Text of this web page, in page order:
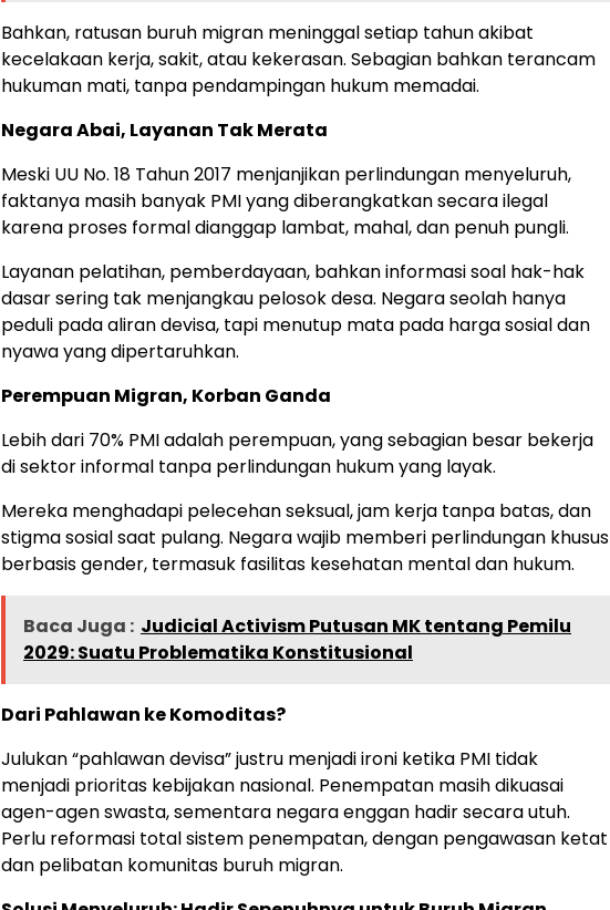
Bahkan, ratusan buruh migran meninggal setiap tahun akibat
kecelakaan kerja, sakit, atau kekerasan. Sebagian bahkan terancam
hukuman mati, tanpa pendampingan hukum memadai.
Negara Abai, Layanan Tak Merata
Meski UU No. 18 Tahun 2017 menjanjikan perlindungan menyeluruh,
faktanya masih banyak PMI yang diberangkatkan secara ilegal
karena proses formal dianggap lambat, mahal, dan penuh pungli.
Layanan pelatihan, pemberdayaan, bahkan informasi soal hak-hak
dasar sering tak menjangkau pelosok desa. Negara seolah hanya
peduli pada aliran devisa, tapi menutup mata pada harga sosial dan
nyawa yang dipertaruhkan.
Perempuan Migran, Korban Ganda
Lebih dari 70% PMI adalah perempuan, yang sebagian besar bekerja
di sektor informal tanpa perlindungan hukum yang layak.
Mereka menghadapi pelecehan seksual, jam kerja tanpa batas, dan
stigma sosial saat pulang. Negara wajib memberi perlindungan khusus
berbasis gender, termasuk fasilitas kesehatan mental dan hukum.
Baca Juga : Judicial Activism Putusan MK tentang Pemilu
2029: Suatu Problematika Konstitusional
Dari Pahlawan ke Komoditas?
Julukan “pahlawan devisa” justru menjadi ironi ketika PMI tidak
menjadi prioritas kebijakan nasional. Penempatan masih dikuasai
agen-agen swasta, sementara negara enggan hadir secara utuh.
Perlu reformasi total sistem penempatan, dengan pengawasan ketat
dan pelibatan komunitas buruh migran.